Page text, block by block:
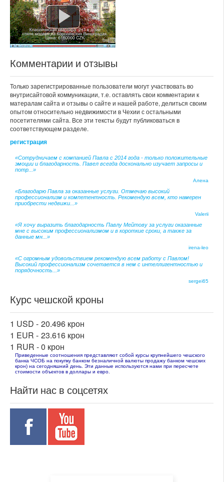
Комментарии и отзывы
Только зарегистрированные пользователи могут участвовать во
внутрисайтовой коммуникации, т.е. оставлять свои комментарии к
матералам сайта и отзывы о сайте и нашей работе, делиться своим
опытом относительно недвижимости в Чехии с остальными
посетителями сайта. Все эти тексты будут публиковаться в
соответствующем разделе.
регистрация
«Сотрудничаем с компанией Павла с 2014 года - только положительные
эмоции и благодарность. Павел всегда досконально изучает запросы и
потр...»
Алена
«Благодарю Павла за оказанные услуги. Отмечаю высокий
профессионализм и компетентность. Рекомендую всем, кто намерен
приобрести недвижи...»
Valerii
«Я хочу выразить благодарность Павлу Мейтову за услуги оказанные
мне с высоким профессионализмом и в короткие сроки, а также за
данные мн...»
irena-leo
«С огромным удовольствием рекомендую всем работу с Павлом!
Высокий профессионализм сочетается в нем с интеллигентностью и
порядочность...»
sergei65
Курс чешской кроны
1 USD - 20.496 крон
1 EUR - 23.616 крон
1 RUR -0 крон
Приведенные соотношения представляют собой курсы крупнейшего чешского
банка ЧСОБ на покупку банком безналичной валюты продажу банком чешских
крон) на сегодняшний день. Эти данные используются нами при пересчете
стоимости объектов в доллары и евро.
Найти нас в соцсетях